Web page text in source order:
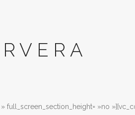
full_screen_section_height= »no